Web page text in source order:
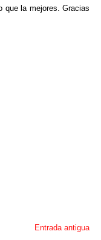
que la mejores. Gracias
Entrada antigua